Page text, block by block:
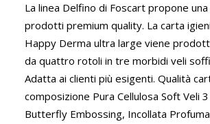
La linea Delfino di Foscart propone
prodotti premium quality. La carta
Happy Derma ultra large viene
da quattro rotoli in tre morbidi veli
Adatta ai clienti più esigenti. Qualità
composizione Pura Cellulosa Soft Veli
Butterfly Embossing, Incollata